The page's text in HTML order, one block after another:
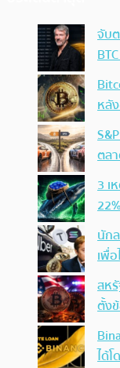
จับ
หลั
ตล
3 เ
นัก
เพื่
สห
ตั้ง
ได้